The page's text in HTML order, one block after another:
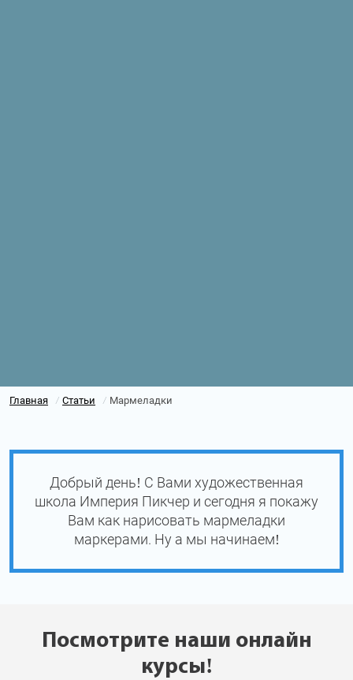
Главная / Статьи / Мармеладки
Добрый день! С Вами художественная
школа Империя Пикчер и сегодня я покажу
Вам как нарисовать мармеладки
маркерами. Ну а мы начинаем!
Посмотрите наши онлайн
курсы!